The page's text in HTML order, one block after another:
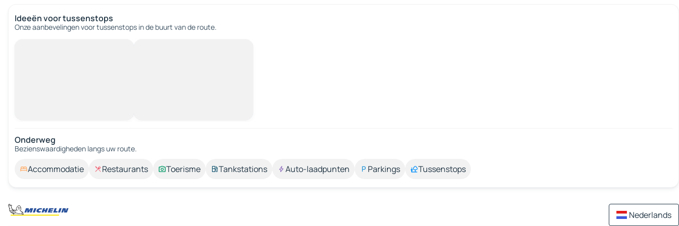
Ideeën voor tussenstops
Onze aanbevelingen voor tussenstops in de buurt van de route.
Onderweg
Bezienswaardigheden langs uw route.
Accommodatie Restaurants Toerisme Tankstations Auto-laadpunten Parkings Tussenstops
Nederlands